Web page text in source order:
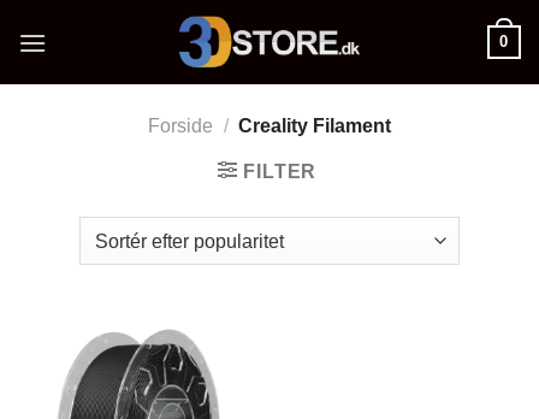
0
Forside / Creality Filament
FILTER